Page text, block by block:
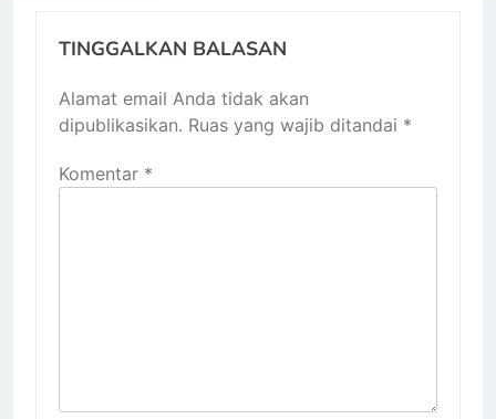
TINGGALKAN BALASAN
Alamat email Anda tidak akan
dipublikasikan. Ruas yang wajib ditandai *
Komentar *